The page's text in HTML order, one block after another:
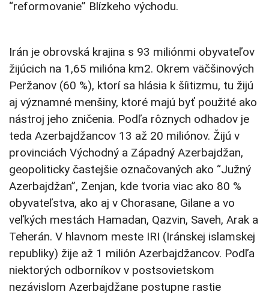
“reformovanie” Blízkeho východu.
Irán je obrovská krajina s 93 miliónmi obyvateľov
žijúcich na 1,65 milióna km2. Okrem väčšinových
Peržanov (60 %), ktorí sa hlásia k šíitizmu, tu žijú
aj významné menšiny, ktoré majú byť použité ako
nástroj jeho zničenia. Podľa rôznych odhadov je
teda Azerbajdžancov 13 až 20 miliónov. Žijú v
provinciách Východný a Západný Azerbajdžan,
geopoliticky častejšie označovaných ako “Južný
Azerbajdžan”, Zenjan, kde tvoria viac ako 80 %
obyvateľstva, ako aj v Chorasane, Gilane a vo
veľkých mestách Hamadan, Qazvin, Saveh, Arak a
Teherán. V hlavnom meste IRI (Iránskej islamskej
republiky) žije až 1 milión Azerbajdžancov. Podľa
niektorých odborníkov v postsovietskom
nezávislom Azerbajdžane postupne rastie